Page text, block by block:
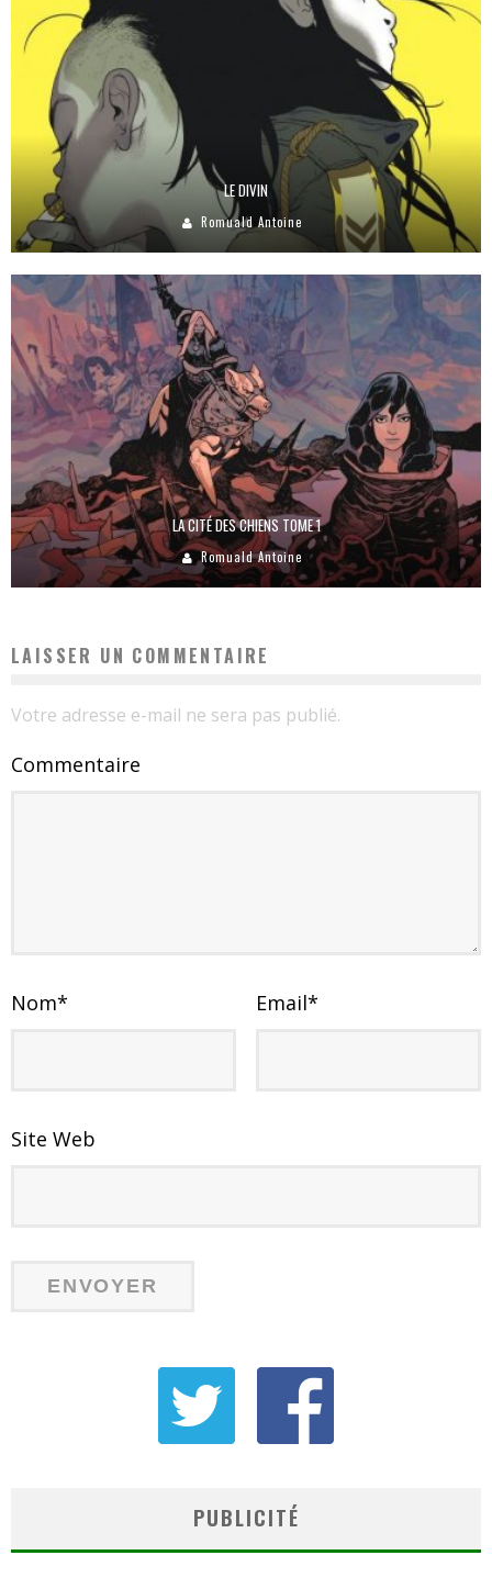
LE DIVIN
Romuald Antoine
LA CITÉ DES CHIENS TOME 1
Romuald Antoine
LAISSER UN COMMENTAIRE
Votre adresse e-mail ne sera pas publié.
Commentaire
Nom* Email*
Site Web
PUBLICITÉ